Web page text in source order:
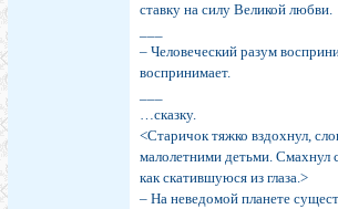
ставку на силу Великой любви.
– Человеческий разум
воспринимает.
…сказку.
<Старичок тяжко вздохнул,
малолетними детьми. Смахнул
как скатившуюся из глаза.>
– На неведомой планете